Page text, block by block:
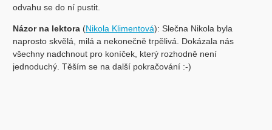
odvahu se do ní pustit.
Názor na lektora(Nikola Klimentová): Slečna Nikola byla
naprosto skvělá, milá a nekonečně trpělivá. Dokázala nás
všechny nadchnout pro koníček, který rozhodně není
jednoduchý. Těším se na další pokračování :-)